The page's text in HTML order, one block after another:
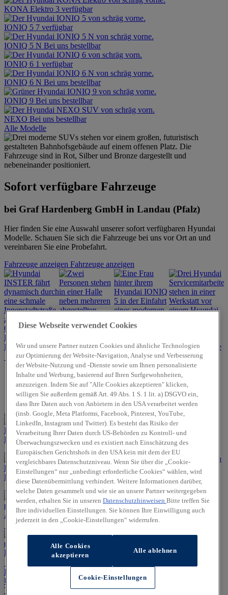
KONA Elektro 3 verfügbar
IONIQ 5 7 verfügbar
IONIQ 5 N Bei uns bestellbar
IONIQ 6 1 verfügbar
IONIQ 6 N Bei uns bestellbar
IONIQ 9 Bei uns bestellbar
NEXO Bei uns bestellbar
Alle Modelle
Sofort verfügbare Fahrzeuge
bei Graf Hardenberg GmbH in Landau (Pfalz)
Hier finden Sie eine Auswahl unserer sofort verfügbaren Hyundai
Modelle. Schauen Sie sich die Fahrzeuge bei uns vor Ort an und
vereinbaren Sie eine Probefahrt.
Fahrzeuge anzeigen Fahrzeuge anzeigen
Hyundai
INSTER
Hyundai
Promise –
Geprüfte
Gebrauchtwagen
GewerbekundenWerkstattservice
Hyundai INSTER
Hyundai Promise – Geprüfte Gebrauchtwagen
Angebote für Gewerbekunden
Hyundai Werkstattservice
Erleben Sie Ihren Hyundai!
Unsere Service-ExpertenJetzt Servicetermin vereinbaren
Teile & Zubehör
Jetzt Zubehör-Katalog entdecken
Diese Webseite verwendet Cookies
Wir und unsere Partner nutzen Cookies und ähnliche Technologien
zur Optimierung der Website-Navigation, Analyse und Verbesserung
der Website-Nutzung und -Dienste sowie um Ihnen personalisierte
Inhalte und Werbung, basierend auf Ihren Surfgewohnheiten,
anzuzeigen. Indem Sie auf "Alle Cookies akzeptieren" klicken,
willigen Sie außerdem gemäß Art. 49 Abs. 1 S. 1 lit. a) DSGVO ein,
dass Ihre Daten auch von Anbietern in den USA verarbeitet werden
(insb. Google, Meta Platforms, Facebook, Pinterest, YouTube,
LinkedIn, Instagram und Twitter). Es besteht das Risiko der
Verarbeitung Ihrer Daten durch US-Behörden zu Kontroll- und
Überwachungszwecken und es existiert nach Einschätzung des
Europäischen Gerichtshofs in den USA kein mit dem der EU
vergleichbares Datenschutzniveau. Wenn Sie über die „Cookie-
Einstellungen“ nur „unbedingt erforderliche Cookies“ wählen, wird
diese Datenübermittlung verhindert. Weitere Informationen darüber,
welche Daten gesammelt und wie sie an unsere Partner weitergegeben
werden, erhalten Sie in unseren Datenschutzhinweisen Bitte treffen Sie
Ihre individuellen Einstellungen. Sie können Ihre Einwilligung auch
jederzeit in den „Cookie-Einstellungen“ widerrufen.
Alle Cookies
akzeptieren
Alle ablehnen
Cookie-Einstellungen